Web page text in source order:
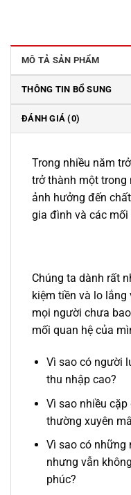
MÔ TẢ SẢN PHẨM
THÔNG TIN BỔ SUNG
ĐÁNH GIÁ (0)
Trong nhiều năm
trở thành một trong
ảnh hưởng đến
gia đình và các mối
Chúng ta dành rất
kiệm tiền và lo lắng
mọi người chưa
mối quan hệ của
Vì sao có người
thu nhập cao?
Vì sao nhiều
thường xuyên
Vì sao có những
nhưng vẫn
phúc?